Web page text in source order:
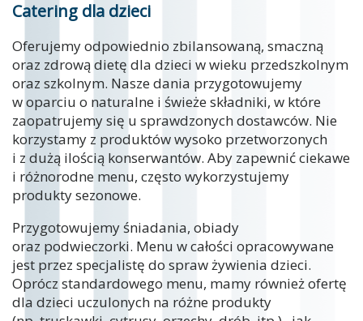
Catering dla dzieci
Oferujemy odpowiednio zbilansowaną, smaczną
oraz zdrową dietę dla dzieci w wieku przedszkolnym
oraz szkolnym. Nasze dania przygotowujemy
w oparciu o naturalne i świeże składniki, w które
zaopatrujemy się u sprawdzonych dostawców. Nie
korzystamy z produktów wysoko przetworzonych
i z dużą ilością konserwantów. Aby zapewnić ciekawe
i różnorodne menu, często wykorzystujemy
produkty sezonowe.
Przygotowujemy śniadania, obiady
oraz podwieczorki. Menu w całości opracowywane
jest przez specjalistę do spraw żywienia dzieci.
Oprócz standardowego menu, mamy również ofertę
dla dzieci uczulonych na różne produkty